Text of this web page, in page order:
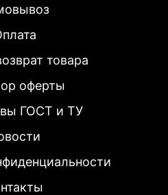
товара
оферты
ГОСТ и ТУ